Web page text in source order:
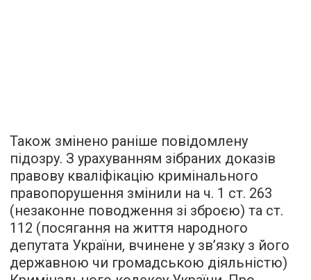
Також змінено раніше повідомлену
підозру. З урахуванням зібраних доказів
правову кваліфікацію кримінального
правопорушення змінили на ч. 1 ст. 263
(незаконне поводження зі зброєю) та ст.
112 (посягання на життя народного
депутата України, вчинене у зв’язку з його
державною чи громадською діяльністю)